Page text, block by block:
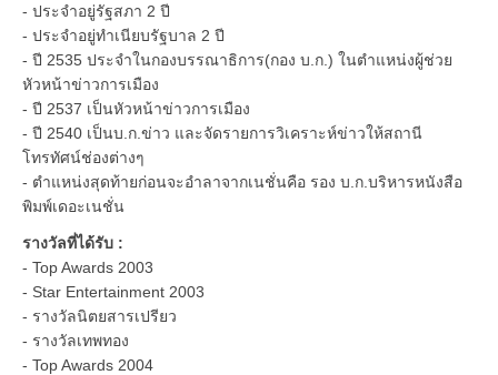
- ประจำอยู่รัฐสภา 2 ปี
- ประจำอยู่ทำเนียบรัฐบาล 2 ปี
- ปี 2535 ประจำในกองบรรณาธิการ(กอง บ.ก.) ในตำแหน่งผู้ช่วย
หัวหน้าข่าวการเมือง
- ปี 2537 เป็นหัวหน้าข่าวการเมือง
- ปี 2540 เป็นบ.ก.ข่าว และจัดรายการวิเคราะห์ข่าวให้สถานี
โทรทัศน์ช่องต่างๆ
- ตำแหน่งสุดท้ายก่อนจะอำลาจากเนชั่นคือ รอง บ.ก.บริหารหนังสือ
พิมพ์เดอะเนชั่น
รางวัลที่ได้รับ :
- Top Awards 2003
- Star Entertainment 2003
- รางวัลนิตยสารเปรียว
- รางวัลเทพทอง
- Top Awards 2004